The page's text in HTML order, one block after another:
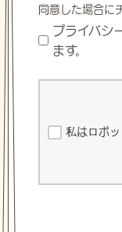
同意した場合に
プライバシ
ます。
私はロボ